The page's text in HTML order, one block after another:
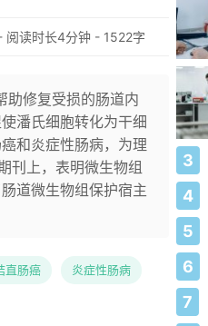
读时长4分钟 - 1522字
助修复受损的肠道内
潘氏细胞转化为干细
和炎症性肠病，为理
刊上，表明微生物组
道微生物组保护宿主
直肠癌 炎症性肠病
3
4
5
6
7